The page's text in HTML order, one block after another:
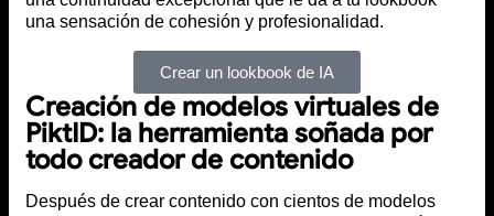
una sensación de cohesión y profesionalidad.
Crear un lookbook de IA
Creación de modelos virtuales de
PiktID: la herramienta soñada por
todo creador de contenido
Después de crear contenido con cientos de modelos